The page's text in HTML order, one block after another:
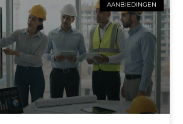
AANBIEDINGEN